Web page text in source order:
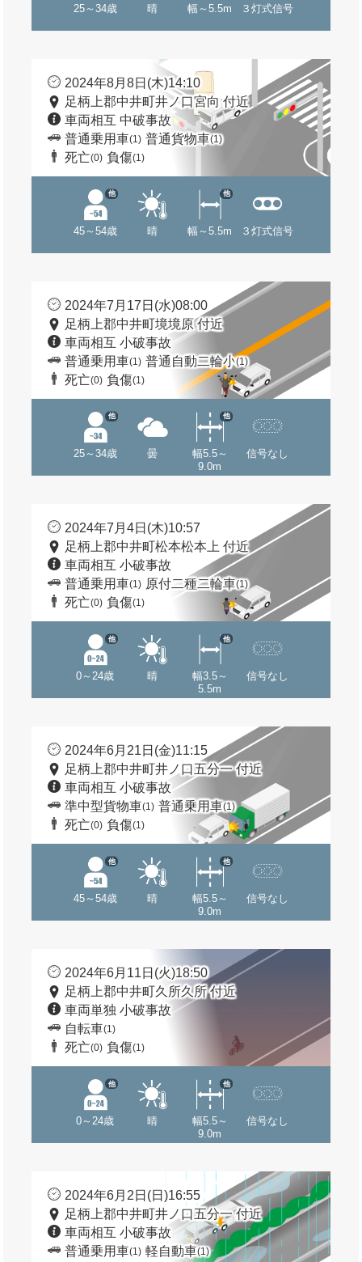
25～34歳 晴 幅～5.5m ３灯式信号
2024年8月8日(木)14:10
足柄上郡中井町井ノ口宮向 付近
車両相互 中破事故
普通乗用車(1) 普通貨物車(1)
死亡(0) 負傷(1)
45～54歳
他
晴 幅～5.5m
他
３灯式信号
2024年7月17日(水)08:00
足柄上郡中井町境境原 付近
車両相互 小破事故
普通乗用車(1) 普通自動二輪小(1)
死亡(0) 負傷(1)
25～34歳
他
曇
幅5.5～
9.0m
他
信号なし
2024年7月4日(木)10:57
足柄上郡中井町松本松本上 付近
車両相互 小破事故
普通乗用車(1) 原付二種二輪車(1)
死亡(0) 負傷(1)
0～24歳
他
晴
幅3.5～
5.5m
他
信号なし
2024年6月21日(金)11:15
足柄上郡中井町井ノ口五分一 付近
車両相互 小破事故
準中型貨物車(1) 普通乗用車(1)
死亡(0) 負傷(1)
45～54歳
他
晴
幅5.5～
9.0m
他
信号なし
2024年6月11日(火)18:50
足柄上郡中井町久所久所 付近
車両単独 小破事故
自転車(1)
死亡(0) 負傷(1)
0～24歳
他
晴
幅5.5～
9.0m
他
信号なし
2024年6月2日(日)16:55
足柄上郡中井町井ノ口五分一 付近
車両相互 小破事故
普通乗用車(1) 軽自動車(1)